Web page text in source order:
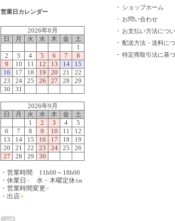
営業日カレンダー
2026年8月
日
月 火 水 木 金
土
1
2
3 4 5 6 7
8
9
10 11 12 13 14
15
16
17 18 19 20 21
22
23
24 25 26 27 28
29
30
31
2026年9月
日
月 火 水 木 金
土
1
2 3 4
5
6
7 8 9 10 11
12
13
14 15 16 17 18
19
20
21 22 23 24 25
26
27
28 29 30
・営業時間 11h00～18h00
・休業日 ■ 水・木曜定休±α
・営業時間変更■
・出店■
ショップホーム
お問い合わせ
お支払い方法につ
配送方法・送料に
特定商取引法に基